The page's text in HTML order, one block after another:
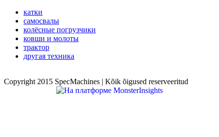
катки
самосвалы
колёсные погрузчики
ковши и молоты
трактор
другая техника
Copyright 2015 SpecMachines | Kõik õigused reserveeritud